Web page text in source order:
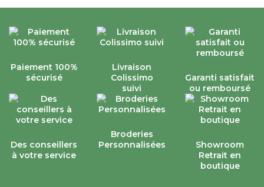
Paiement 100%
sécurisé
Livraison
Colissimo
suivi
Garanti satisfait
ou remboursé
Des conseillers
à votre service
Broderies
Personnalisées
Showroom
Retrait en
boutique